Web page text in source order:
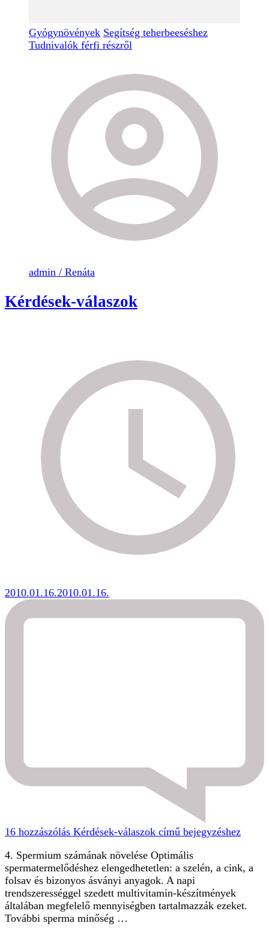
Gyógynövények Segítség teherbeeséshez
Tudnivalók férfi részről
admin / Renáta
Kérdések-válaszok
2010.01.16.2010.01.16.
16 hozzászólás Kérdések-válaszok című bejegyzéshez
4. Spermium számának növelése Optimális
spermatermelődéshez elengedhetetlen: a szelén, a cink, a
folsav és bizonyos ásványi anyagok. A napi
trendszerességgel szedett multivitamin-készítmények
általában megfelelő mennyiségben tartalmazzák ezeket.
További sperma minőség …